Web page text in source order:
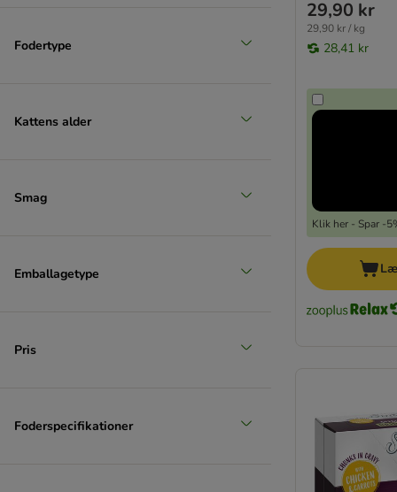
Fodertype
Kattens alder
Smag
Emballagetype
Pris
Foderspecifikationer
29,90 kr
29,90 kr / kg
28,41 kr
Klik her - Spar -